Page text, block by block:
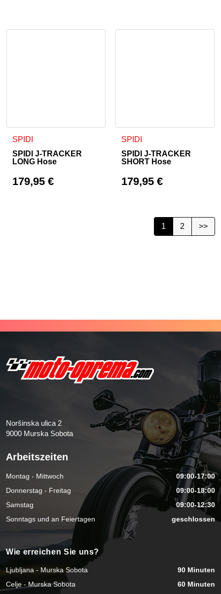
SPIDI
SPIDI J-TRACKER
LONG Hose
179,95€
Dieses Produkt weist mehrere Varianten auf. Die
SPIDI
SPIDI J-TRACKER
SHORT Hose
179,95 €
Dieses Produkt weist
1 2 >>
Noršinska ulica 2
9000 Murska Sobota
Arbeitszeiten
Montag - Mittwoch
09:00-17:00
Donnerstag - Freitag
09:00-18:00
Samstag
09:00-12:30
Sonntags und an Feiertagen
geschlossen
Wie erreichen Sie uns?
Ljubljana - Murska Sobota
90 Minuten
Celje - Murska Sobota
60 Minuten